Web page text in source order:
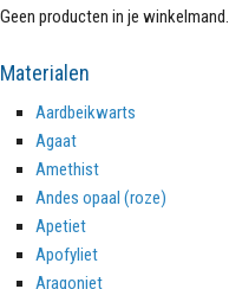
Geen producten in je winkelmand.
Materialen
Aardbeikwarts
Agaat
Amethist
Andes opaal (roze)
Apetiet
Apofyliet
Aragoniet